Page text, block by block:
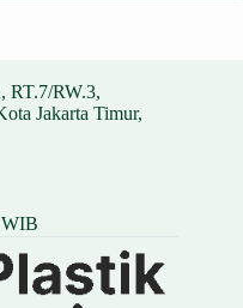
RT.7/RW.3,
Jakarta Timur,
WIB